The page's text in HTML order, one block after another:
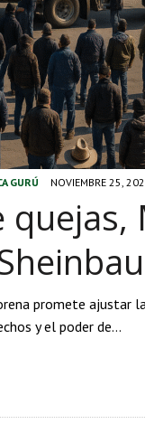
GURÚ NOVIEMBRE 25,
promete ajustar
y el poder de…